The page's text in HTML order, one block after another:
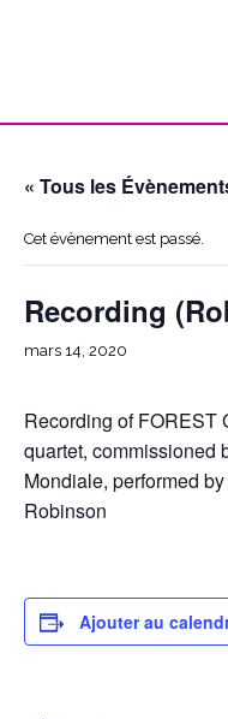
« Tous les
Cet évènement est passé.
Recording
mars 14, 2020
Recording of FOREST
quartet, commissioned
Mondiale, performed
Robinson
Ajouter au